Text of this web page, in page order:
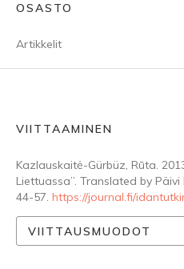
OSASTO
Artikkelit
VIITTAAMINEN
Kazlauskaitė-Gürbüz, Rūta.
Liettuassa”. Translated by Päivi
44-57. https://journal.fi/
VIITTAUSMUODOT